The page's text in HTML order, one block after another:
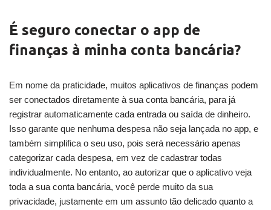
É seguro conectar o app de
finanças à minha conta bancária?
Em nome da praticidade, muitos aplicativos de finanças podem
ser conectados diretamente à sua conta bancária, para já
registrar automaticamente cada entrada ou saída de dinheiro.
Isso garante que nenhuma despesa não seja lançada no app, e
também simplifica o seu uso, pois será necessário apenas
categorizar cada despesa, em vez de cadastrar todas
individualmente. No entanto, ao autorizar que o aplicativo veja
toda a sua conta bancária, você perde muito da sua
privacidade, justamente em um assunto tão delicado quanto a